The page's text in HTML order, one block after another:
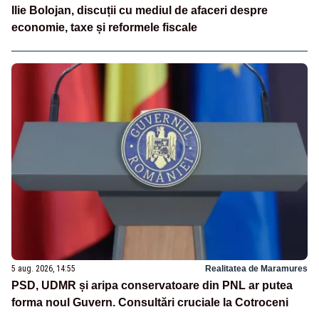
Ilie Bolojan, discuții cu mediul de afaceri despre
economie, taxe și reformele fiscale
5 aug. 2026, 14:55 Realitatea de Maramures
PSD, UDMR și aripa conservatoare din PNL ar putea
forma noul Guvern. Consultări cruciale la Cotroceni